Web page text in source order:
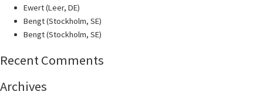
Ewert (Leer, DE)
Bengt (Stockholm, SE)
Bengt (Stockholm, SE)
Recent Comments
Archives